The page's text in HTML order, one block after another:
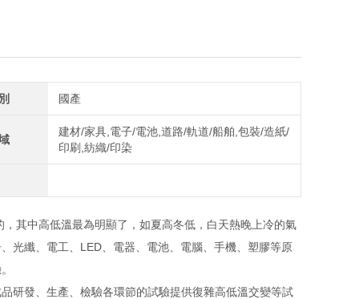
國產
建材/家具,電子/電池,道路/軌道/船舶,包裝/造紙/
印刷,紡織/印染
其中高低溫最為明顯了，如夏高冬低，白天熱晚上冷的氣
光纖、電工、LED、電器、電池、電腦、手機、塑膠等原
發、生產、檢驗各環節的試驗提供復雜高低溫交變等試